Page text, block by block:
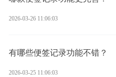
2026-03-26 11:06:03
有哪些便签记录功能不错？
2026-03-25 11:06:03